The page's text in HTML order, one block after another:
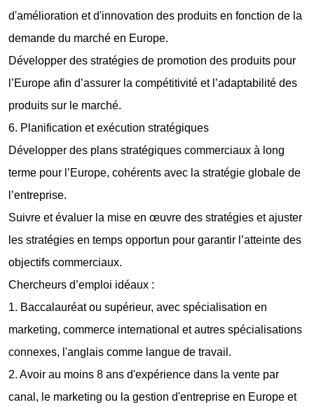
d'amélioration et d'innovation des produits en fonction de la
demande du marché en Europe.
Développer des stratégies de promotion des produits pour
l’Europe afin d’assurer la compétitivité et l’adaptabilité des
produits sur le marché.
6. Planification et exécution stratégiques
Développer des plans stratégiques commerciaux à long
terme pour l’Europe, cohérents avec la stratégie globale de
l’entreprise.
Suivre et évaluer la mise en œuvre des stratégies et ajuster
les stratégies en temps opportun pour garantir l’atteinte des
objectifs commerciaux.
Chercheurs d’emploi idéaux :
1. Baccalauréat ou supérieur, avec spécialisation en
marketing, commerce international et autres spécialisations
connexes, l'anglais comme langue de travail.
2. Avoir au moins 8 ans d'expérience dans la vente par
canal, le marketing ou la gestion d'entreprise en Europe et